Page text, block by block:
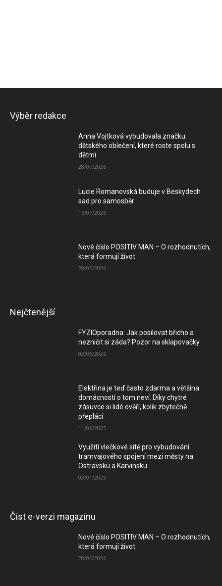
Výběr redakce
Anna Vojtková vybudovala značku
dětského oblečení, které roste spolu s
dětmi
28/07/2026
Lucie Romanovská buduje v Beskydech
sad pro samosběr
16/07/2026
Nové číslo POSITIV MAN – O rozhodnutích,
která formují život
28/05/2026
Nejčtenější
FYZIOporadna: Jak posilovat břicho a
nezničit si záda? Pozor na sklapovačky
02/06/2026
Elektřina je teď často zdarma a většina
domácností o tom neví. Díky chytré
zásuvce si lidé ověří, kolik zbytečně
přeplácí
11/06/2025
Využití vlečkové sítě pro vybudování
tramvajového spojení mezi městy na
Ostravsku a Karvinsku
03/01/2025
Číst e-verzi magazínu
Nové číslo POSITIV MAN – O rozhodnutích,
která formují život
28/05/2026